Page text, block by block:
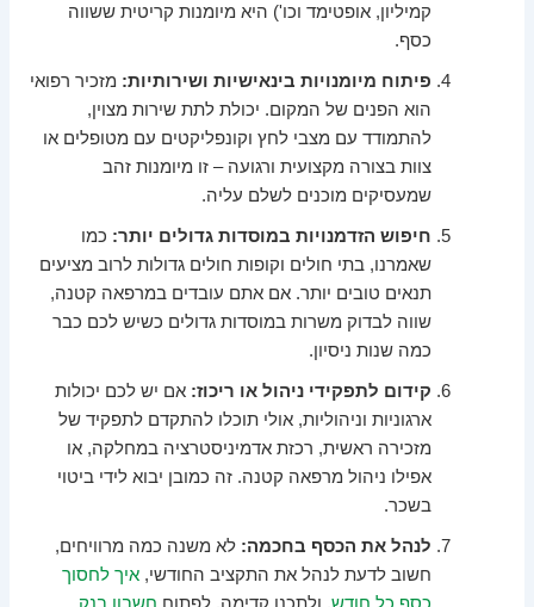
קמיליון, אופטימד וכו') היא מיומנות קריטית ששווה
כסף.
פיתוח מיומנויות בינאישיות ושירותיות: מזכיר רפואי
הוא הפנים של המקום. יכולת לתת שירות מצוין,
להתמודד עם מצבי לחץ וקונפליקטים עם מטופלים או
צוות בצורה מקצועית ורגועה – זו מיומנות זהב
שמעסיקים מוכנים לשלם עליה.
חיפוש הזדמנויות במוסדות גדולים יותר: כמו
שאמרנו, בתי חולים וקופות חולים גדולות לרוב מציעים
תנאים טובים יותר. אם אתם עובדים במרפאה קטנה,
שווה לבדוק משרות במוסדות גדולים כשיש לכם כבר
כמה שנות ניסיון.
קידום לתפקידי ניהול או ריכוז: אם יש לכם יכולות
ארגוניות וניהוליות, אולי תוכלו להתקדם לתפקיד של
מזכירה ראשית, רכזת אדמיניסטרציה במחלקה, או
אפילו ניהול מרפאה קטנה. זה כמובן יבוא לידי ביטוי
בשכר.
לנהל את הכסף בחכמה: לא משנה כמה מרוויחים,
חשוב לדעת לנהל את התקציב החודשי,איך לחסוך